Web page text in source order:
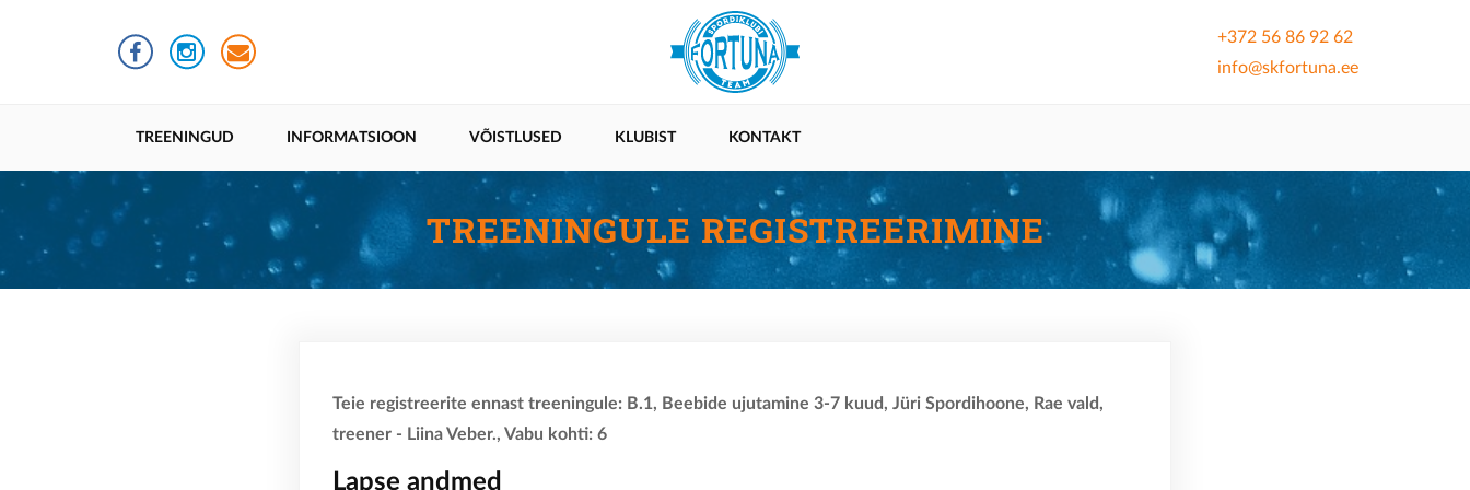
+372 56 86 92 62
info@skfortuna.ee
Põhinavigatsioon
TREENINGUD INFORMATSIOON VÕISTLUSED KLUBIST KONTAKT
TREENINGULE REGISTREERIMINE
Teie registreerite ennast treeningule: B.1, Beebide ujutamine 3-7 kuud, Jüri Spordihoone, Rae vald,
treener - Liina Veber., Vabu kohti: 6
Lapse andmed